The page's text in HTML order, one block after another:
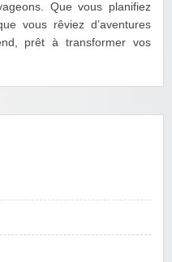
Que vous planifiez
vous rêviez d’aventures
prêt à transformer vos